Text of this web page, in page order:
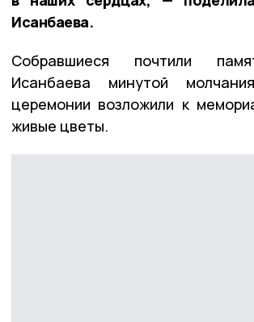
Исанбаева.
Собравшиеся почтили
Исанбаева минутой
церемонии возложили к
живые цветы.